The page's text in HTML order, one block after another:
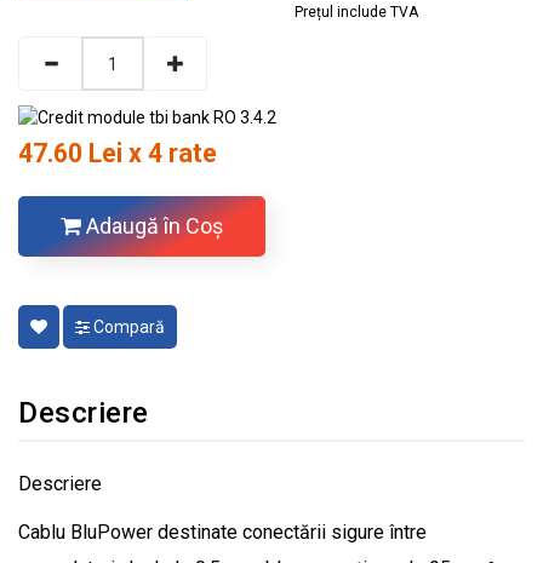
Prețul include TVA
47.60 Lei x 4 rate
Adaugă în Coş
Compară
Descriere
Descriere
Cablu BluPower destinate conectării sigure între